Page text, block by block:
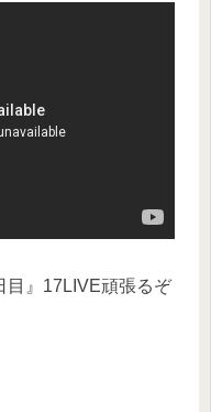
目』17LIVE頑張るぞ